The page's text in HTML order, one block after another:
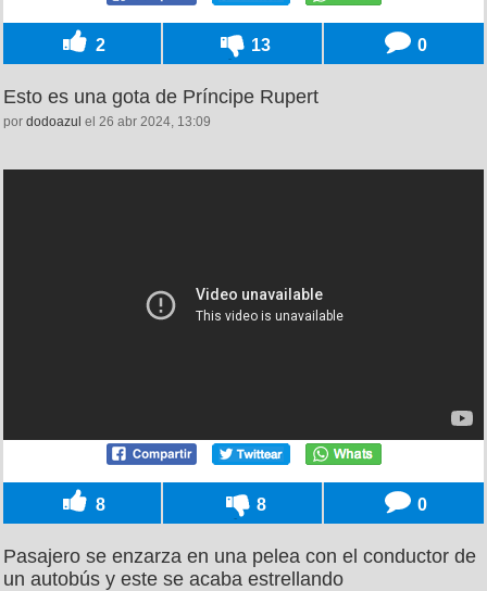
2 13 0
Esto es una gota de Príncipe Rupert
por dodoazul el 26 abr 2024, 13:09
8 8 0
Pasajero se enzarza en una pelea con el conductor de
un autobús y este se acaba estrellando